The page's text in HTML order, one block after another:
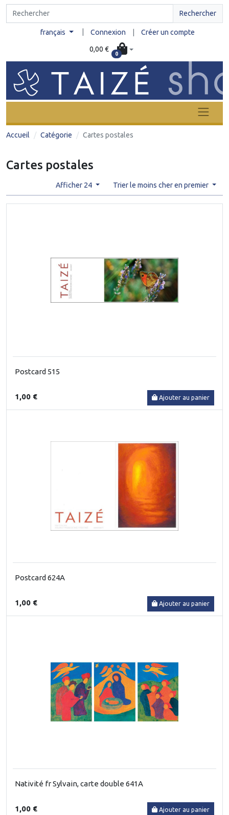
Rechercher
français Connexion Créer un compte
0,00 €
0
Accueil Catégorie Cartes postales
Cartes postales
Afficher 24 Trier le moins cher en premier
Postcard 515
1,00 € Ajouter au panier
Postcard 624A
1,00 € Ajouter au panier
Nativité fr Sylvain, carte double 641A
1,00 € Ajouter au panier